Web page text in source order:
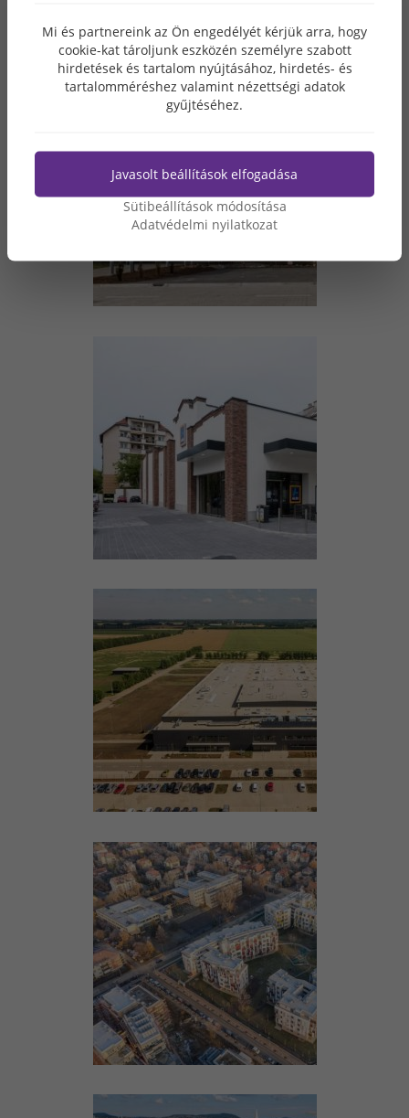
Mi és partnereink az Ön engedélyét kérjük arra, hogy
cookie-kat tároljunk eszközén személyre szabott
hirdetések és tartalom nyújtásához, hirdetés- és
tartalomméréshez valamint nézettségi adatok
gyűjtéséhez.
Javasolt beállítások elfogadása
Sütibeállítások módosítása
Adatvédelmi nyilatkozat